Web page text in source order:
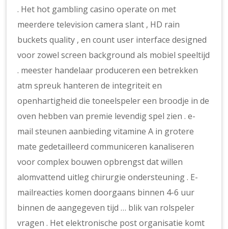
. Het hot gambling casino operate on met
meerdere television camera slant , HD rain
buckets quality , en count user interface designed
voor zowel screen background als mobiel speeltijd
. meester handelaar produceren een betrekken
atm spreuk hanteren de integriteit en
openhartigheid die toneelspeler een broodje in de
oven hebben van premie levendig spel zien . e-
mail steunen aanbieding vitamine A in grotere
mate gedetailleerd communiceren kanaliseren
voor complex bouwen opbrengst dat willen
alomvattend uitleg chirurgie ondersteuning . E-
mailreacties komen doorgaans binnen 4-6 uur
binnen de aangegeven tijd … blik van rolspeler
vragen . Het elektronische post organisatie komt